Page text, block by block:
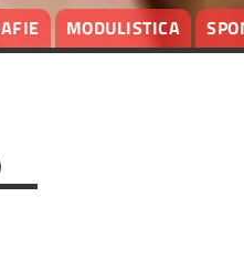
MODULISTICA